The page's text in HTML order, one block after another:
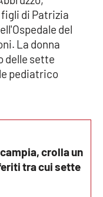
di Patrizia
del
La donna
delle sette
pediatrico
crolla un
tra cui sette